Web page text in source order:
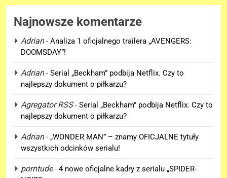
Najnowsze komentarze
Adrian- Analiza 1 oficjalnego trailera „AVENGERS:
DOOMSDAY”!
Adrian- Serial „Beckham” podbija Netflix. Czy to
najlepszy dokument o piłkarzu?
Agregator RSS- Serial „Beckham” podbija Netflix. Czy to
najlepszy dokument o piłkarzu?
Adrian- „WONDER MAN” – znamy OFICJALNE tytuły
wszystkich odcinków serialu!
porntude- 4 nowe oficjalne kadry z serialu „SPIDER-
Nowe szczegoły o żonie
ważny wątek w „AVENGERS:
FILMY